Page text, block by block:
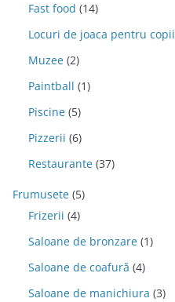
Fast food (14)
Locuri de joaca pentru copii
Muzee (2)
Paintball (1)
Piscine (5)
Pizzerii (6)
Restaurante (37)
Frumusete (5)
Frizerii (4)
Saloane de bronzare (1)
Saloane de coafură (4)
Saloane de manichiura (3)